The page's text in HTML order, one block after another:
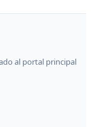
al portal principal